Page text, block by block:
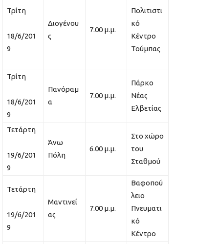
Τρίτη
18/6/201
9
Διογένου
ς
7.00 μ.μ.
Πολιτιστι
κό
Κέντρο
Τούμπας
Τρίτη
18/6/201
9
Πανόραμ
α
7.00 μ.μ.
Πάρκο
Νέας
Ελβετίας
Τετάρτη
19/6/201
9
Άνω
Πόλη
6.00 μ.μ.
Στο χώρο
του
Σταθμού
Τετάρτη
19/6/201
9
Μαντινεί
ας
7.00 μ.μ.
Βαφοπού
λειο
Πνευματι
κό
Κέντρο